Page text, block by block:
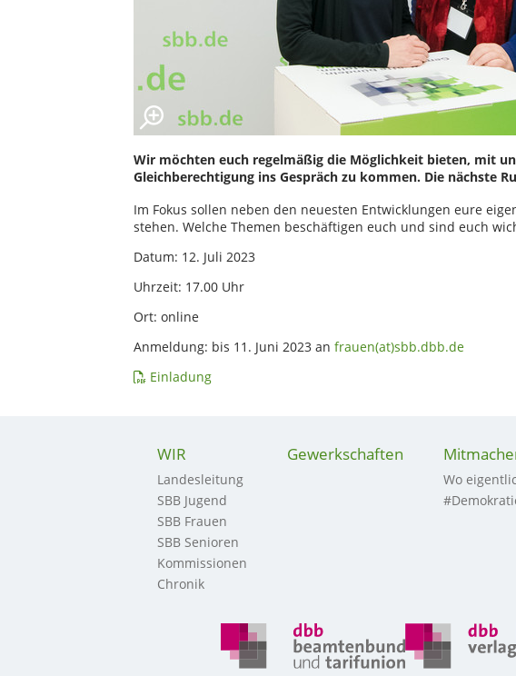
Wir möchten euch regelmäßig die Möglichkeit bieten, mit
Gleichberechtigung ins Gespräch zu kommen. Die nächste
Im Fokus sollen neben den neuesten Entwicklungen eure
stehen. Welche Themen beschäftigen euch und sind euch
Datum: 12. Juli 2023
Uhrzeit: 17.00 Uhr
Ort: online
Anmeldung: bis 11. Juni 2023 an frauen(at)sbb.dbb.de
Einladung
WIR
Landesleitung
SBB Jugend
SBB Frauen
SBB Senioren
Kommissionen
Chronik
Gewerkschaften
Wo